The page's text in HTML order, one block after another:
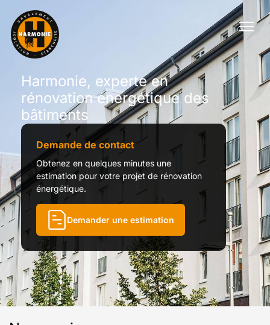
Harmonie, experte en
rénovation énergétique des
bâtiments
Demande de contact
Obtenez en quelques minutes une
estimation pour votre projet de rénovation
énergétique.
Demander une estimation